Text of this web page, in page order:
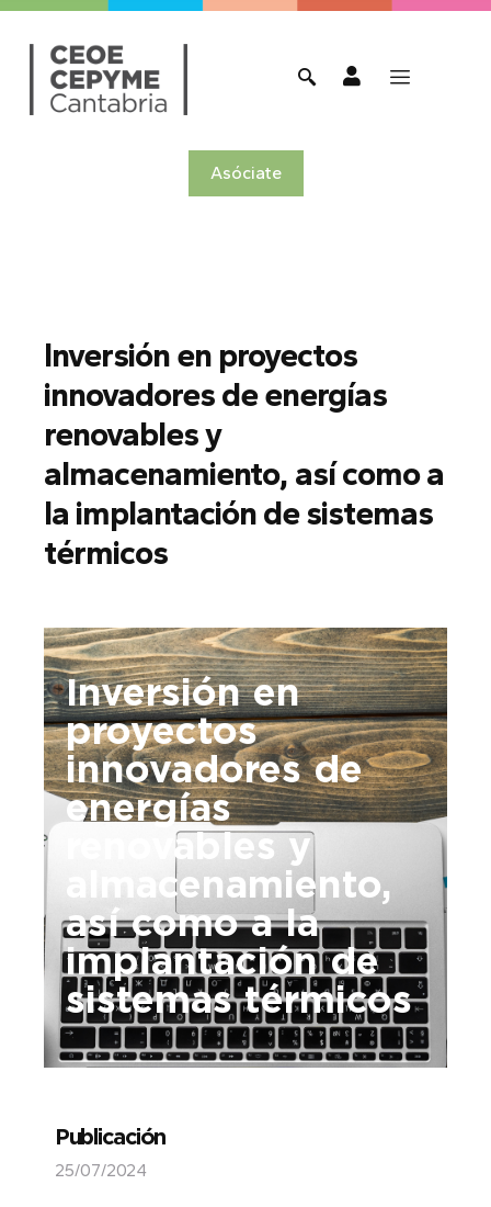
Asóciate
Inversión en proyectos
innovadores de energías
renovables y
almacenamiento, así como a
la implantación de sistemas
térmicos
Inversión en
proyectos
innovadores de
energías
renovables y
almacenamiento,
así como a la
implantación de
sistemas térmicos
Publicación
25/07/2024